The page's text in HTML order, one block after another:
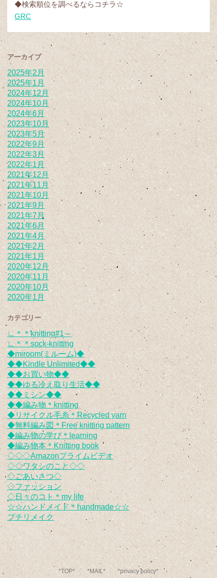
◆検索順位を調べるならコチラ☆
GRC
アーカイブ
2025年2月
2025年1月
2024年12月
2024年10月
2024年6月
2023年10月
2023年5月
2022年9月
2022年3月
2022年1月
2021年12月
2021年11月
2021年10月
2021年9月
2021年7月
2021年6月
2021年4月
2021年2月
2021年1月
2020年12月
2020年11月
2020年10月
2020年1月
カテゴリー
∟＊＊knitting#1～
∟＊＊sock-knitting
◆miroom(ミルーム)◆
◆◆Kindle Unlimited◆◆
◆◆お買い物◆◆
◆◆ゆる冷え取り生活◆◆
◆◆ミシン◆◆
◆◆編み物＊knitting
◆リサイクル毛糸＊Recycled yarn
◆無料編み図＊Free knitting pattern
◆編み物の学び＊learning
◆編み物本＊Knitting book
◇◇◇Amazonプライムビデオ
◇◇ワタシのこと◇◇
◇ごあいさつ◇
◇ファッション
◇日々のコト＊my life
☆☆ハンドメイド＊handmade☆☆
プチリメイク
*TOP* *MAIL* *privacy policy*